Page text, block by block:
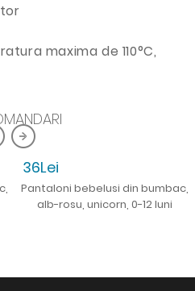
maxima de 110°C,
36Lei
Pantaloni bebelusi din bumbac,
alb-rosu, unicorn, 0-12 luni